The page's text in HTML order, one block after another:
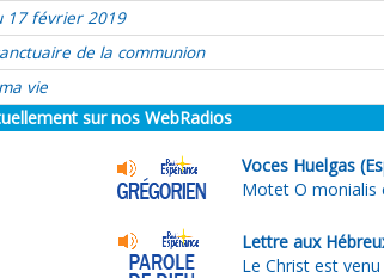
17 février 2019
de la communion
vie
sur nos WebRadios
Voces Huelgas
Motet O monialis
Lettre aux
Le Christ est